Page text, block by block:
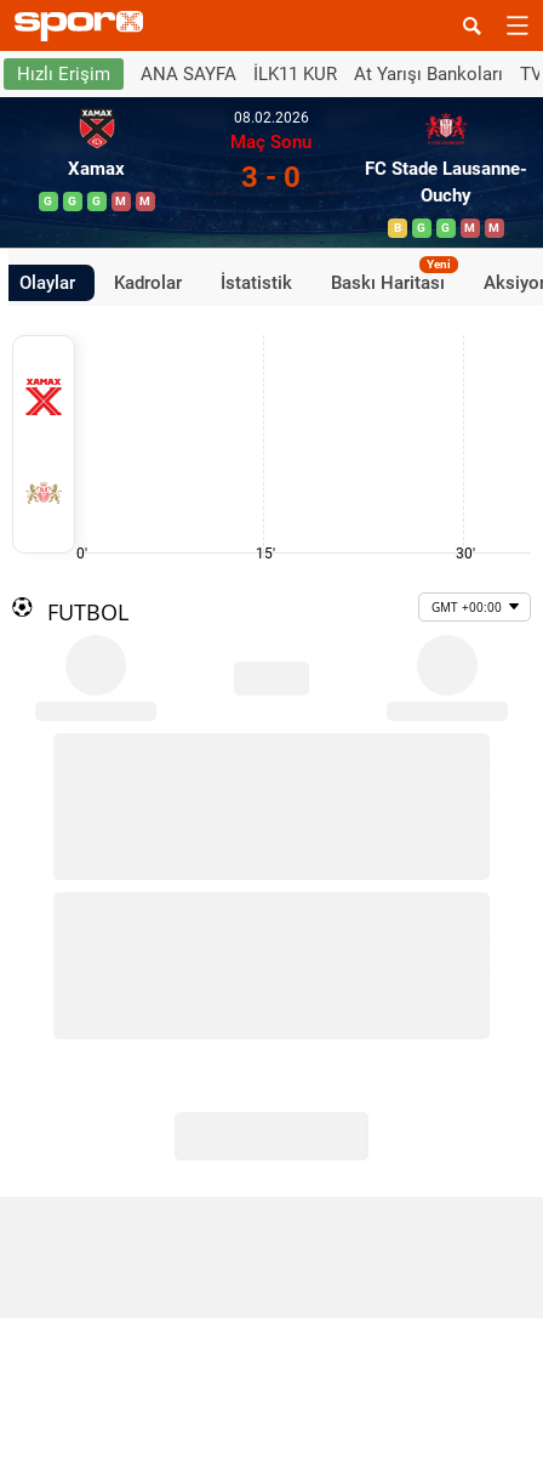
Hızlı Erişim ANA SAYFA İLK11 KUR At Yarışı Bankoları
Xamax
G G G M M
08.02.2026
Maç Sonu
3 - 0
FC Stade Lausanne-
Ouchy
B G G M M
Olaylar Kadrolar İstatistik Baskı Haritası
Yeni
0' 15' 30'
FUTBOL GMT +00:00